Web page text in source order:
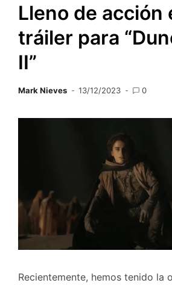
Lleno de acción
tráiler para
II”
Mark Nieves 13/12/2023 0
Recientemente, hemos tenido la